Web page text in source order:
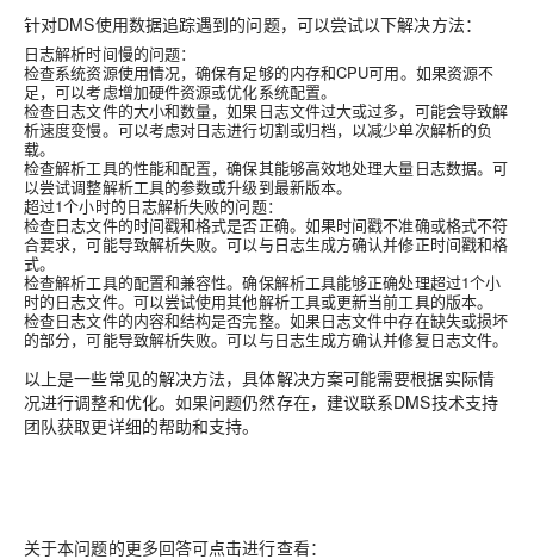
针对DMS使用数据追踪遇到的问题，可以尝试以下解决方法：
日志解析时间慢的问题：
检查系统资源使用情况，确保有足够的内存和CPU可用。如果资源不
足，可以考虑增加硬件资源或优化系统配置。
检查日志文件的大小和数量，如果日志文件过大或过多，可能会导致解
析速度变慢。可以考虑对日志进行切割或归档，以减少单次解析的负
载。
检查解析工具的性能和配置，确保其能够高效地处理大量日志数据。可
以尝试调整解析工具的参数或升级到最新版本。
超过1个小时的日志解析失败的问题：
检查日志文件的时间戳和格式是否正确。如果时间戳不准确或格式不符
合要求，可能导致解析失败。可以与日志生成方确认并修正时间戳和格
式。
检查解析工具的配置和兼容性。确保解析工具能够正确处理超过1个小
时的日志文件。可以尝试使用其他解析工具或更新当前工具的版本。
检查日志文件的内容和结构是否完整。如果日志文件中存在缺失或损坏
的部分，可能导致解析失败。可以与日志生成方确认并修复日志文件。
以上是一些常见的解决方法，具体解决方案可能需要根据实际情
况进行调整和优化。如果问题仍然存在，建议联系DMS技术支持
团队获取更详细的帮助和支持。
关于本问题的更多回答可点击进行查看：